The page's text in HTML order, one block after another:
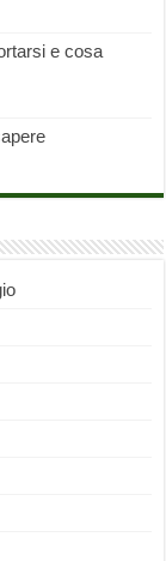
e cosa